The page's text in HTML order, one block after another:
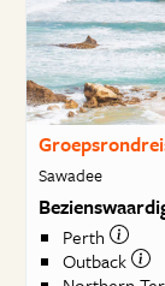
Sawadee
Perth
Outback